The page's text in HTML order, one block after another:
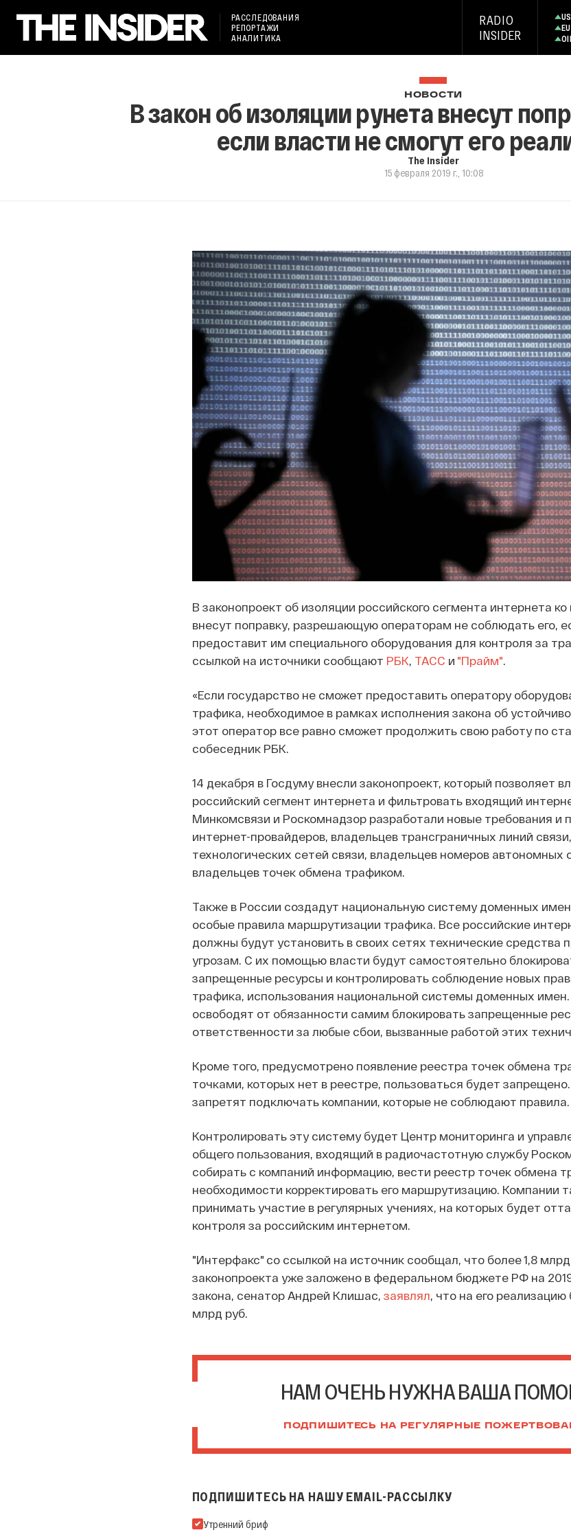
РАССЛЕДОВАНИЯ
РЕПОРТАЖИ
АНАЛИТИКА
RADIO
INSIDER
НОВОСТИ
В закон об изоляции рунета внесут
если власти не смогут его
The Insider
15 февраля 2019 г., 10:08
В законопроект об изоляции российского сегмента интернета
внесут поправку, разрешающую операторам не соблюдать его,
предоставит им специального оборудования для контроля за
ссылкой на источники сообщают РБК ТАСС и "Прайм"
«Если государство не сможет предоставить оператору
трафика, необходимое в рамках исполнения закона об
этот оператор все равно сможет продолжить свою работу по
собеседник РБК.
14 декабря в Госдуму внесли законопроект, который позволяет
российский сегмент интернета и фильтровать входящий
Минкомсвязи и Роскомнадзор разработали новые требования и
интернет-провайдеров, владельцев трансграничных линий
технологических сетей связи, владельцев номеров автономных
владельцев точек обмена трафиком.
Также в России создадут национальную систему доменных
особые правила маршрутизации трафика. Все российские
должны будут установить в своих сетях технические средства
угрозам. С их помощью власти будут самостоятельно
запрещенные ресурсы и контролировать соблюдение новых
трафика, использования национальной системы доменных
освободят от обязанности самим блокировать запрещенные
ответственности за любые сбои, вызванные работой этих
Кроме того, предусмотрено появление реестра точек обмена
точками, которых нет в реестре, пользоваться будет
запретят подключать компании, которые не соблюдают правила.
Контролировать эту систему будет Центр мониторинга и
общего пользования, входящий в радиочастотную службу
собирать с компаний информацию, вести реестр точек обмена
необходимости корректировать его маршрутизацию. Компании
принимать участие в регулярных учениях, на которых будет
контроля за российским интернетом.
"Интерфакс" со ссылкой на источник сообщал, что более 1,8
законопроекта уже заложено в федеральном бюджете РФ на
закона, сенатор Андрей Клишас, заявлял , что на его
млрд руб.
НАМ ОЧЕНЬ НУЖНА ВАША
ПОДПИШИТЕСЬ НА РЕГУЛЯРНЫЕ
ПОДПИШИТЕСЬ НА НАШУ EMAIL-РАССЫЛКУ
Подпишитесь на нашу Email-рассылку
Утренний бриф